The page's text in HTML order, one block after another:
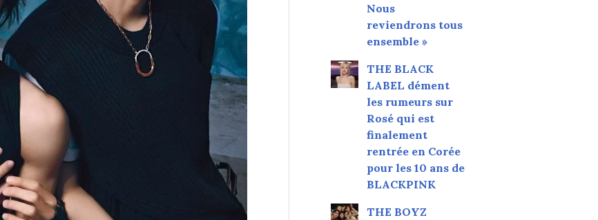
Nous
reviendrons tous
ensemble »
THE BLACK
LABEL dément
les rumeurs sur
Rosé qui est
finalement
rentrée en Corée
pour les 10 ans de
BLACKPINK
THE BOYZ